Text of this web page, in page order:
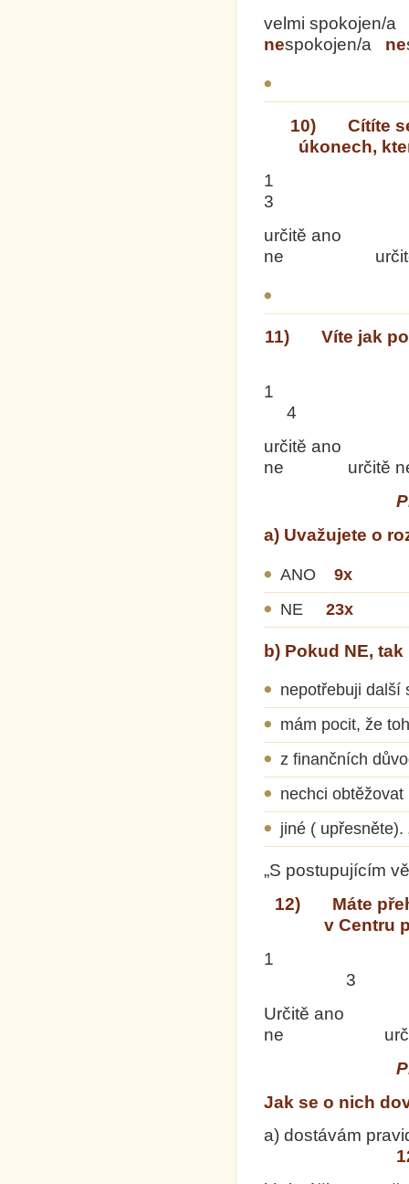
velmi
nespokojen/a ne
10) Cítíte se
úkonech,
3
určitě
ne určitě
11) Víte jak
1
4
určitě ano
ne určitě
a) Uvažujete o
ANO 9x
NE 23x
b) Pokud NE,
nepotřebuji
mám pocit, že
z finančních
nechci
jiné ( upřesněte).
„S postupujícím
12) Máte
v Centru
3
Určitě
ne určitě
Jak se o nich
a) dostávám